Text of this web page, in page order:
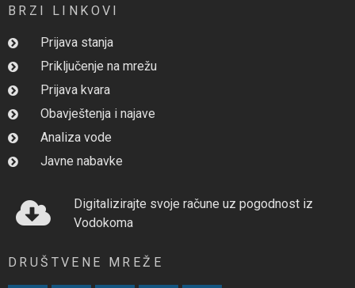
BRZI LINKOVI
Prijava stanja
Priključenje na mrežu
Prijava kvara
Obavještenja i najave
Analiza vode
Javne nabavke
Digitalizirajte svoje račune uz pogodnost iz
Vodokoma
DRUŠTVENE MREŽE